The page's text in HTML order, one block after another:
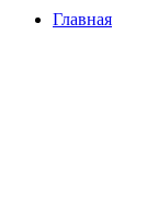
Главная